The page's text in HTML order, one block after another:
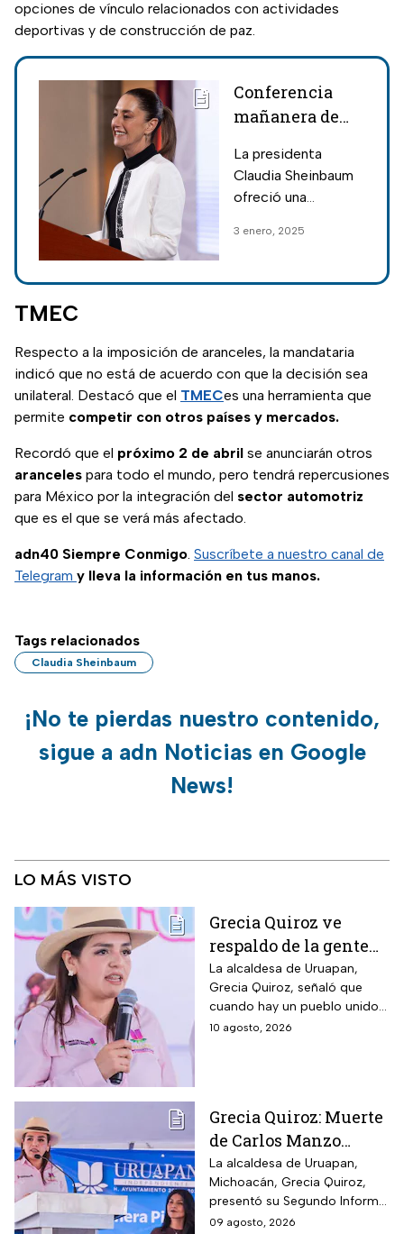
opciones de vínculo relacionados con actividades
deportivas y de construcción de paz.
Conferencia
mañanera de
Sheinbaum;
temas
La presidenta
Claudia Sheinbaum
ofreció una
prensa desde
estos fueron los
3 enero, 2025
TMEC
Respecto a la imposición de aranceles, la mandataria
indicó que no está de acuerdo con que la decisión sea
unilateral. Destacó que el TMECes una herramienta que
permite competir con otros países y mercados.
Recordó que el próximo 2 de abril se anunciarán otros
aranceles para todo el mundo, pero tendrá repercusiones
para México por la integración del sector automotriz
que es el que se verá más afectado.
adn40 Siempre Conmigo. Suscríbete a nuestro canal de
Telegram y lleva la información en tus manos.
Tags relacionados
Claudia Sheinbaum
¡No te pierdas nuestro contenido,
sigue a adn Noticias en Google
News!
LO MÁS VISTO
Grecia Quiroz ve
respaldo de la gente
rumbo a las
elecciones 2027
La alcaldesa de Uruapan,
Grecia Quiroz, señaló que
cuando hay un pueblo unido
la voluntad no se puede
10 agosto, 2026
Grecia Quiroz: Muerte
de Carlos Manzo
quedará en la historia
de México
La alcaldesa de Uruapan,
Michoacán, Grecia Quiroz,
presentó su Segundo Informe
de Gobierno
09 agosto, 2026